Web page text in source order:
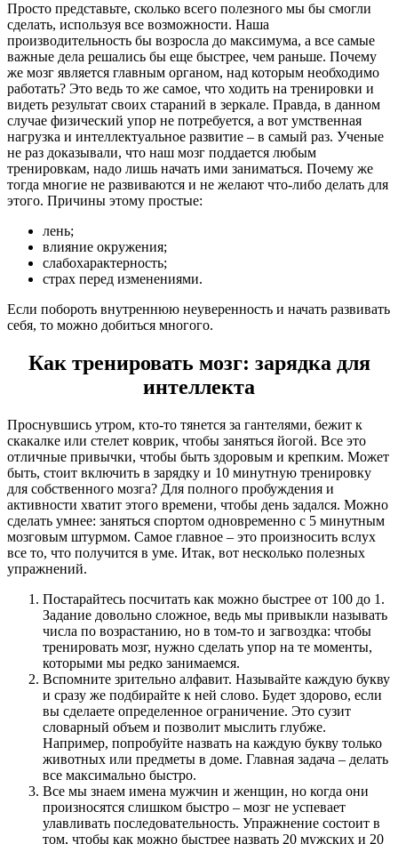
Просто представьте, сколько всего полезного мы бы смогли
сделать, используя все возможности. Наша
производительность бы возросла до максимума, а все самые
важные дела решались бы еще быстрее, чем раньше. Почему
же мозг является главным органом, над которым необходимо
работать? Это ведь то же самое, что ходить на тренировки и
видеть результат своих стараний в зеркале. Правда, в данном
случае физический упор не потребуется, а вот умственная
нагрузка и интеллектуальное развитие – в самый раз. Ученые
не раз доказывали, что наш мозг поддается любым
тренировкам, надо лишь начать ими заниматься. Почему же
тогда многие не развиваются и не желают что-либо делать для
этого. Причины этому простые:
лень;
влияние окружения;
слабохарактерность;
страх перед изменениями.
Если побороть внутреннюю неуверенность и начать развивать
себя, то можно добиться многого.
Как тренировать мозг: зарядка для
интеллекта
Проснувшись утром, кто-то тянется за гантелями, бежит к
скакалке или стелет коврик, чтобы заняться йогой. Все это
отличные привычки, чтобы быть здоровым и крепким. Может
быть, стоит включить в зарядку и 10 минутную тренировку
для собственного мозга? Для полного пробуждения и
активности хватит этого времени, чтобы день задался. Можно
сделать умнее: заняться спортом одновременно с 5 минутным
мозговым штурмом. Самое главное – это произносить вслух
все то, что получится в уме. Итак, вот несколько полезных
упражнений.
Постарайтесь посчитать как можно быстрее от 100 до 1.
Задание довольно сложное, ведь мы привыкли называть
числа по возрастанию, но в том-то и загвоздка: чтобы
тренировать мозг, нужно сделать упор на те моменты,
которыми мы редко занимаемся.
Вспомните зрительно алфавит. Называйте каждую букву
и сразу же подбирайте к ней слово. Будет здорово, если
вы сделаете определенное ограничение. Это сузит
словарный объем и позволит мыслить глубже.
Например, попробуйте назвать на каждую букву только
животных или предметы в доме. Главная задача – делать
все максимально быстро.
Все мы знаем имена мужчин и женщин, но когда они
произносятся слишком быстро – мозг не успевает
улавливать последовательность. Упражнение состоит в
том, чтобы как можно быстрее назвать 20 мужских и 20